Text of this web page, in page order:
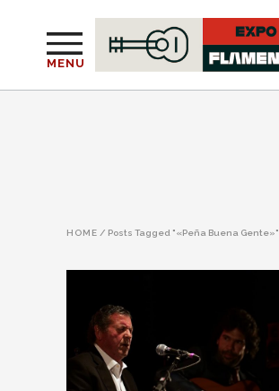
MENU
HOME / Posts Tagged "«Peña Buena Gente»"